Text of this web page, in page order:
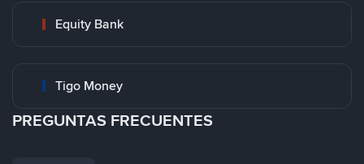
Equity Bank
Tigo Money
PREGUNTAS FRECUENTES